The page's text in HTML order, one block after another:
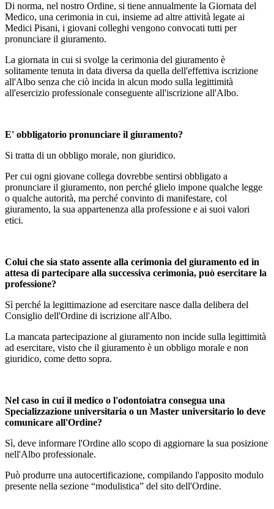
Di norma, nel nostro Ordine, si tiene annualmente la Giornata del
Medico, una cerimonia in cui, insieme ad altre attività legate ai
Medici Pisani, i giovani colleghi vengono convocati tutti per
pronunciare il giuramento.
La giornata in cui si svolge la cerimonia del giuramento è
solitamente tenuta in data diversa da quella dell'effettiva iscrizione
all'Albo senza che ciò incida in alcun modo sulla legittimità
all'esercizio professionale conseguente all'iscrizione all'Albo.
E' obbligatorio pronunciare il giuramento?
Si tratta di un obbligo morale, non giuridico.
Per cui ogni giovane collega dovrebbe sentirsi obbligato a
pronunciare il giuramento, non perché glielo impone qualche legge
o qualche autorità, ma perché convinto di manifestare, col
giuramento, la sua appartenenza alla professione e ai suoi valori
etici.
Colui che sia stato assente alla cerimonia del giuramento ed in
attesa di partecipare alla successiva cerimonia, può esercitare la
professione?
Sì perché la legittimazione ad esercitare nasce dalla delibera del
Consiglio dell'Ordine di iscrizione all'Albo.
La mancata partecipazione al giuramento non incide sulla legittimità
ad esercitare, visto che il giuramento è un obbligo morale e non
giuridico, come detto sopra.
Nel caso in cui il medico o l'odontoiatra consegua una
Specializzazione universitaria o un Master universitario lo deve
comunicare all'Ordine?
Sì, deve informare l'Ordine allo scopo di aggiornare la sua posizione
nell'Albo professionale.
Può produrre una autocertificazione, compilando l'apposito modulo
presente nella sezione “modulistica” del sito dell'Ordine.